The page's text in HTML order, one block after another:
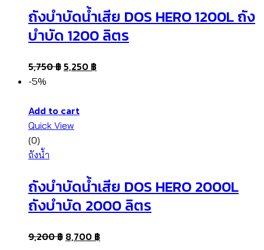
ถังบำบัดน้ำเสีย DOS HERO 1200L ถัง
บำบัด 1200 ลิตร
5,750฿ 5,250 ฿
-5%
Add to cart
Quick View
(0)
ถังน้ำ
ถังบำบัดน้ำเสีย DOS HERO 2000L
ถังบำบัด 2000 ลิตร
9,200฿ 8,700 ฿